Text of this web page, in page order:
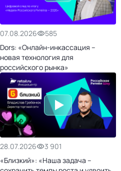
07.08.2026
585
Dors: «Онлайн-инкассация –
новая технология для
российского рынка»
28.07.2026
3 901
«Близкий»: «Наша задача –